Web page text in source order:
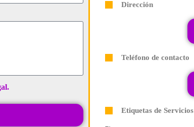
Dirección
Teléfono de contacto
Etiquetas de Servicios